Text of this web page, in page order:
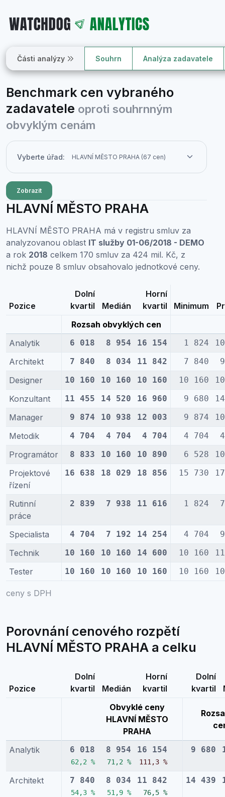
Části analýzy Souhrn Analýza zadavatele
Benchmark cen vybraného
zadavatele oproti souhrnným
obvyklým cenám
Vyberte úřad:
Zobrazit
HLAVNÍ MĚSTO PRAHA
HLAVNÍ MĚSTO PRAHA má v registru smluv za
analyzovanou oblast IT služby 01-06/2018 - DEMO
a rok 2018 celkem 170 smluv za 424 mil. Kč, z
nichž pouze 8 smluv obsahovalo jednotkové ceny.
ceny s DPH
Pozice
Dolní
kvartil
Medián
Horní
kvartil
Minimum
Rozsah obvyklých cen
Analytik
6 018 8 954 16 154 1 824
Architekt 7 840 8 034 11 842 7 840
Designer 10 160 10 160 10 160 10 160
Konzultant 11 455 14 520 16 960 9 680
Manager 9 874 10 938 12 003 9 874
Metodik 4 704 4 704 4 704 4 704
Programátor 8 833 10 160 10 890 6 528
Projektové
řízení
16 638 18 029 18 856 15 730
Rutinní
práce
2 839 7 938 11 616 1 824
Specialista 4 704 7 192 14 254 4 704
Technik 10 160 10 160 14 600 10 160
Tester 10 160 10 160 10 160 10 160
Porovnání cenového rozpětí
HLAVNÍ MĚSTO PRAHA a celku
Pozice
Dolní
kvartil
Medián
Horní
kvartil
Dolní
kvartil
Obvyklé ceny
HLAVNÍ MĚSTO
PRAHA
Analytik 6 018
62,2 %
8 954
71,2 %
16 154
111,3 %
9 680
Architekt 7 840
54,3 %
8 034
51,9 %
11 842
76,5 %
14 439